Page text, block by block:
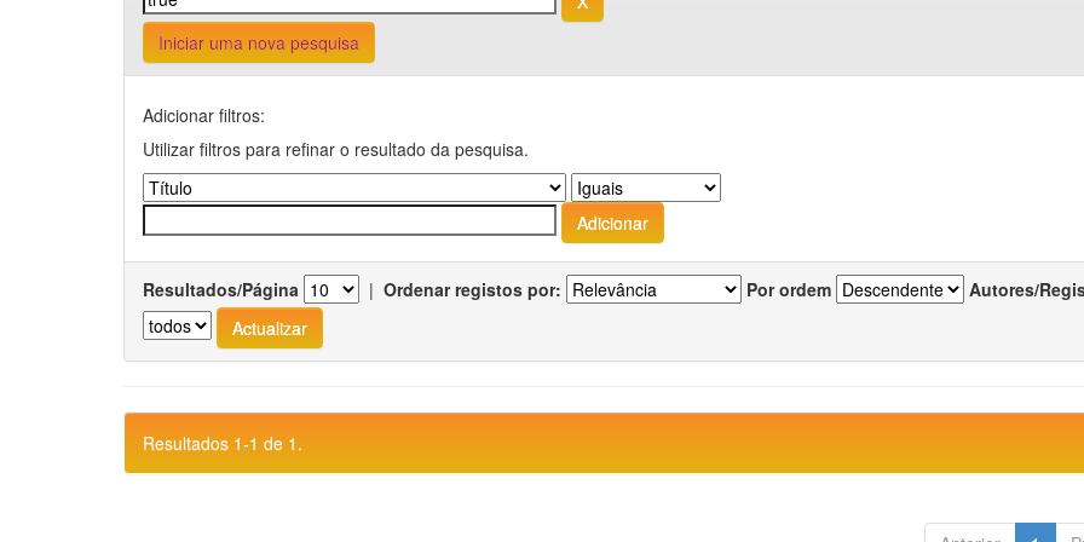
Iniciar uma nova pesquisa
Adicionar filtros:
Utilizar filtros para refinar o resultado da pesquisa.
Resultados/Página | Ordenar registos por: Por ordem Autores/
Resultados 1-1 de 1.